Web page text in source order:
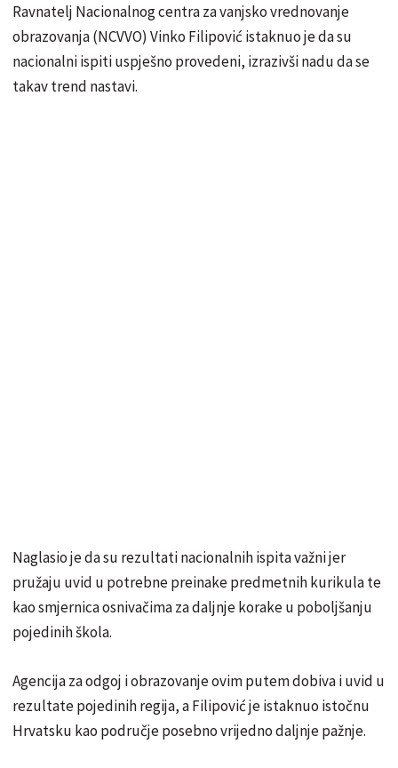
Ravnatelj Nacionalnog centra za vanjsko vrednovanje
obrazovanja (NCVVO) Vinko Filipović istaknuo je da su
nacionalni ispiti uspješno provedeni, izrazivši nadu da se
takav trend nastavi.
Naglasio je da su rezultati nacionalnih ispita važni jer
pružaju uvid u potrebne preinake predmetnih kurikula te
kao smjernica osnivačima za daljnje korake u poboljšanju
pojedinih škola.
Agencija za odgoj i obrazovanje ovim putem dobiva i uvid u
rezultate pojedinih regija, a Filipović je istaknuo istočnu
Hrvatsku kao područje posebno vrijedno daljnje pažnje.